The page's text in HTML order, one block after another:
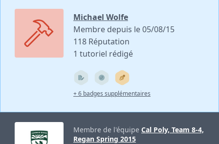
Michael Wolfe
Membre depuis le 05/08/15
118 Réputation
1 tutoriel rédigé
+ 6 badges supplémentaires
Membre de l'équipe Cal Poly, Team 8-4,
Regan Spring 2015